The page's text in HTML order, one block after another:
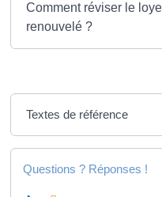
Comment réviser le
renouvelé ?
Textes de référence
Questions ? Réponses !